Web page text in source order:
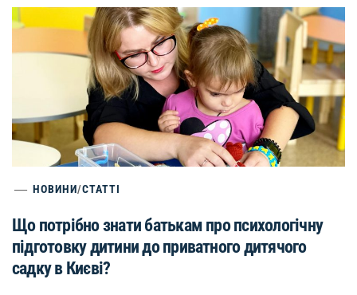
НОВИНИ/СТАТТІ
Що потрібно знати батькам про психологічну
підготовку дитини до приватного дитячого
садку в Києві?